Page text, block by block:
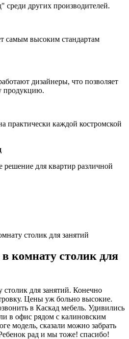
среди других производителей.
самым высоким стандартам
дизайнеры, что позволяет
продукцию.
практически каждой костромской
решение для квартир различной
столик для занятий
комнату столик для
столик для занятий. Конечно
Цены уж больно высокие.
в Каскад мебель. Удивились
в офис рядом с калиновским
модель, сказали можно забрать
рад и мы тоже! спасибо!